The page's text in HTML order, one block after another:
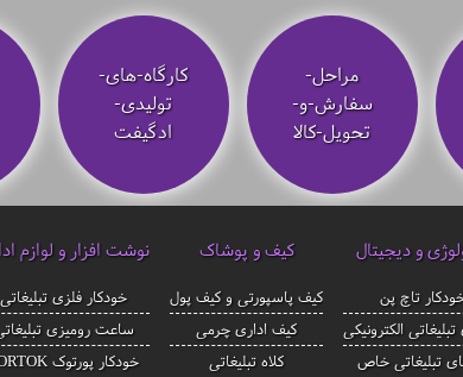
مراحل-
سفارش-و-
تحویل-کالا
کارگاه-های-
تولیدی-
ادگیفت
و دیجیتال
تاچ پن
الکترونیکی
تبلیغاتی خاص
کیف و پوشاک
کیف پاسپورتی و کیف پول
کیف اداری چرمی
کلاه تبلیغاتی
نوشت افزار و لوازم
خودکار فلزی تبلیغاتی
ساعت رومیزی
خودکار پورتوک PORTOK